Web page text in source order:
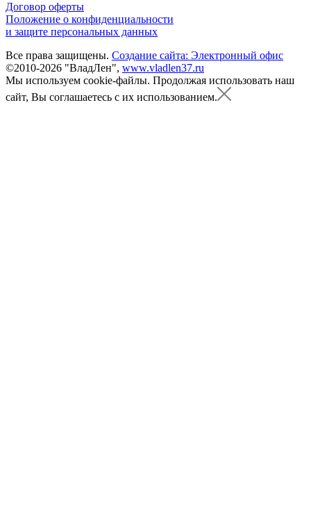
Договор оферты
Положение о конфиденциальности
и защите персональных данных
Все права защищены. Создание сайта: Электронный офис
©2010-2026 "ВладЛен", www.vladlen37.ru
Мы используем cookie-файлы. Продолжая использовать наш
сайт, Вы соглашаетесь с их использованием.